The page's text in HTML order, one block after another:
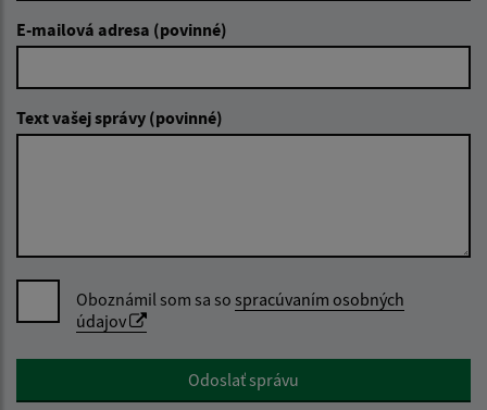
E-mailová adresa (povinné)
Text vašej správy (povinné)
Oboznámil som sa so spracúvaním osobných
údajov
Google reCaptcha ResponseOdoslať správu